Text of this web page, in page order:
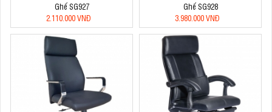
Ghế SG927
2.110.000 VNĐ
Ghế SG928
3.980.000 VNĐ